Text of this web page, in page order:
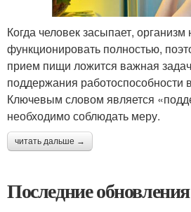
Когда человек засыпает, организм
функционировать полностью,
прием пищи ложится важная
поддержания работоспособности
Ключевым словом является
необходимо соблюдать меру.
читать дальше →
Последние